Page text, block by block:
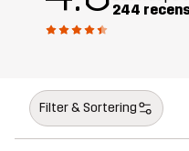
244
Filter & Sortering